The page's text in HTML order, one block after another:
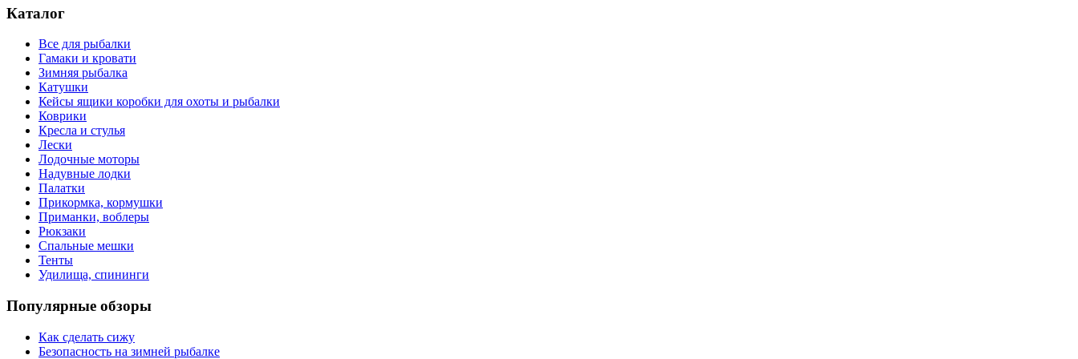
Каталог
Все для рыбалки
Гамаки и кровати
Зимняя рыбалка
Катушки
Кейсы ящики коробки для охоты и рыбалки
Коврики
Кресла и стулья
Лески
Лодочные моторы
Надувные лодки
Палатки
Прикормка, кормушки
Приманки, воблеры
Рюкзаки
Спальные мешки
Тенты
Удилища, спининги
Популярные обзоры
Как сделать сижу
Безопасность на зимней рыбалке